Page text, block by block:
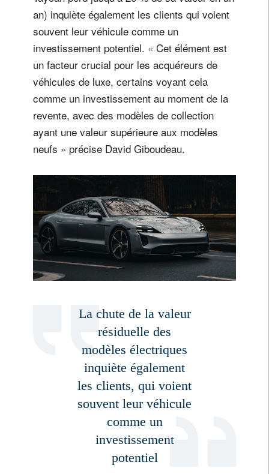
an) inquiète également les clients qui voient
souvent leur véhicule comme un
investissement potentiel. « Cet élément est
un facteur crucial pour les acquéreurs de
véhicules de luxe, certains voyant cela
comme un investissement au moment de la
revente, avec des modèles de collection
ayant une valeur supérieure aux modèles
neufs » précise David Giboudeau.
La chute de la valeur
résiduelle des
modèles électriques
inquiète également
les clients, qui voient
souvent leur véhicule
comme un
investissement
potentiel